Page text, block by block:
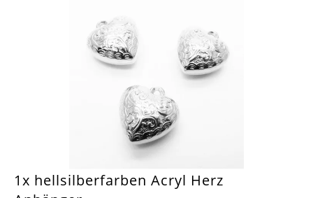
1x hellsilberfarben Acryl Herz